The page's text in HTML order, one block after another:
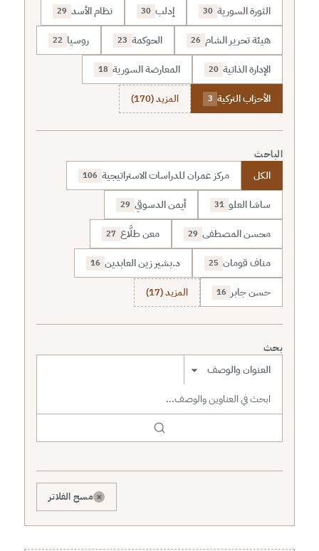
الثورة السورية 30 إدلب 30 نظام الأسد 29
هيئة تحرير الشام 26 الحوكمة 23 روسيا 22
الإدارة الذاتية 20 المعارضة السورية 18
الأحزاب التركية 3 المزيد (170)
الباحث
الكل مركز عمران للدراسات الاستراتيجية 106
ساشا العلو 31 أيمن الدسوقي 29
محسن المصطفى 29 معن طلَّاع 27
مناف قومان 25 د.بشير زين العابدين 16
حسن جابر 16 المزيد (17)
بحث
نطاق البحث
× مسح الفلاتر